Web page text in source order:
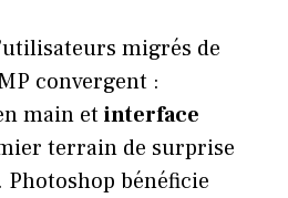
migrés de
convergent :
main etinterface
terrain de surprise
bénéficie